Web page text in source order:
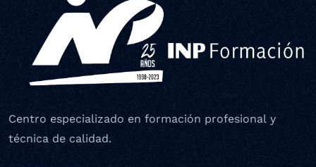
Centro especializado en formación profesional y
técnica de calidad.